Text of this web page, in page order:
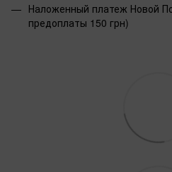
Наложенный платеж Новой
предоплаты 150 грн)